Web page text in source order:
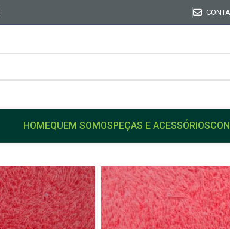
HOMEQUEM SOMOSPEÇAS E ACESSÓRIOS
Início VW
PASSAT
Fecho Fechadura trinco